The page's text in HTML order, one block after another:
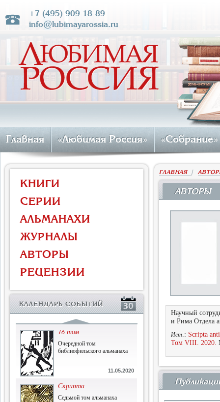
+7 (495) 909-18-89
info@lubimayarossia.ru
Главная «Любимая Россия» «Собрание»
КНИГИ
СЕРИИ
АЛЬМАНАХИ
ЖУРНАЛЫ
АВТОРЫ
РЕЦЕНЗИИ
КАЛЕНДАРЬ СОБЫТИЙ
Власть и церковь
Противостояние во время
массового голода
История и историческая
исторической мысли
16 том
Очередной том
библиофильского альманаха
11.05.2020
Скрипта
Седьмой том альманаха
ГЛАВНАЯ |
АВТОРЫ
Научный
и Рима Отдела
Ист.: Scripta
Том VIII. 2020.